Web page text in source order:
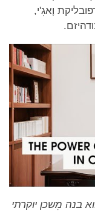
וָאגִ'י,
בנה מִשכן יוקרתי